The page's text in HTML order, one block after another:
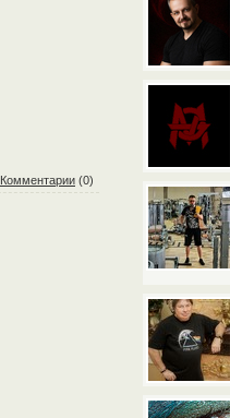
Комментарии (0)